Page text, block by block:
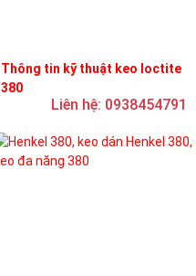
Thông tin kỹ thuật keo loctite
380
Liên hệ: 0938454791